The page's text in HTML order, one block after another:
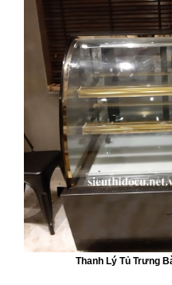
Thanh Lý Tủ Trưng